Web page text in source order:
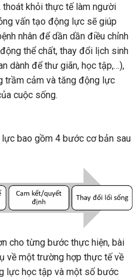
khỏi thực tế làm người
vấn tạo động lực sẽ giúp
nhân để dần dần điều chỉnh
thể chất, thay đổi lịch sinh
dành để thư giãn, học tập,…),
trầm cảm và tăng động lực
cuộc sống.
bao gồm 4 bước cơ bản sau
cho từng bước thực hiện, bài
về một trường hợp thực tế về
lực học tập và một số bước